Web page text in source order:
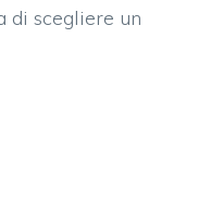
di scegliere un